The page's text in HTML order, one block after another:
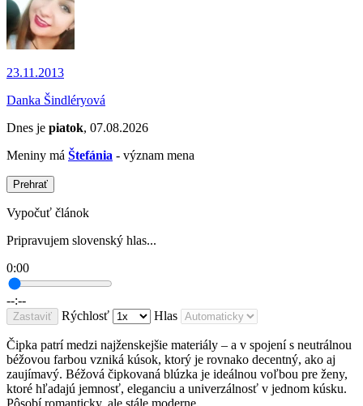
23.11.2013
Danka Šindléryová
Dnes je piatok, 07.08.2026
Meniny má Štefánia - význam mena
Prehrať
Vypočuť článok
Pripravujem slovenský hlas...
0:00
--:--
Zastaviť Rýchlosť Hlas
Čipka patrí medzi najženskejšie materiály – a v spojení s neutrálnou
béžovou farbou vzniká kúsok, ktorý je rovnako decentný, ako aj
zaujímavý. Béžová čipkovaná blúzka je ideálnou voľbou pre ženy,
ktoré hľadajú jemnosť, eleganciu a univerzálnosť v jednom kúsku.